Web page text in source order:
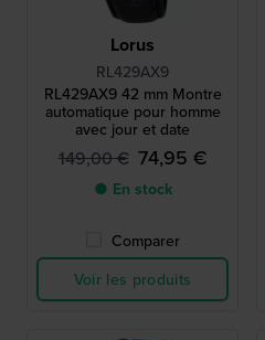
Lorus
RL429AX9
RL429AX9 42 mm Montre
automatique pour homme
avec jour et date
149,00 € 74,95 €
● En stock
Comparer
Voir les produits